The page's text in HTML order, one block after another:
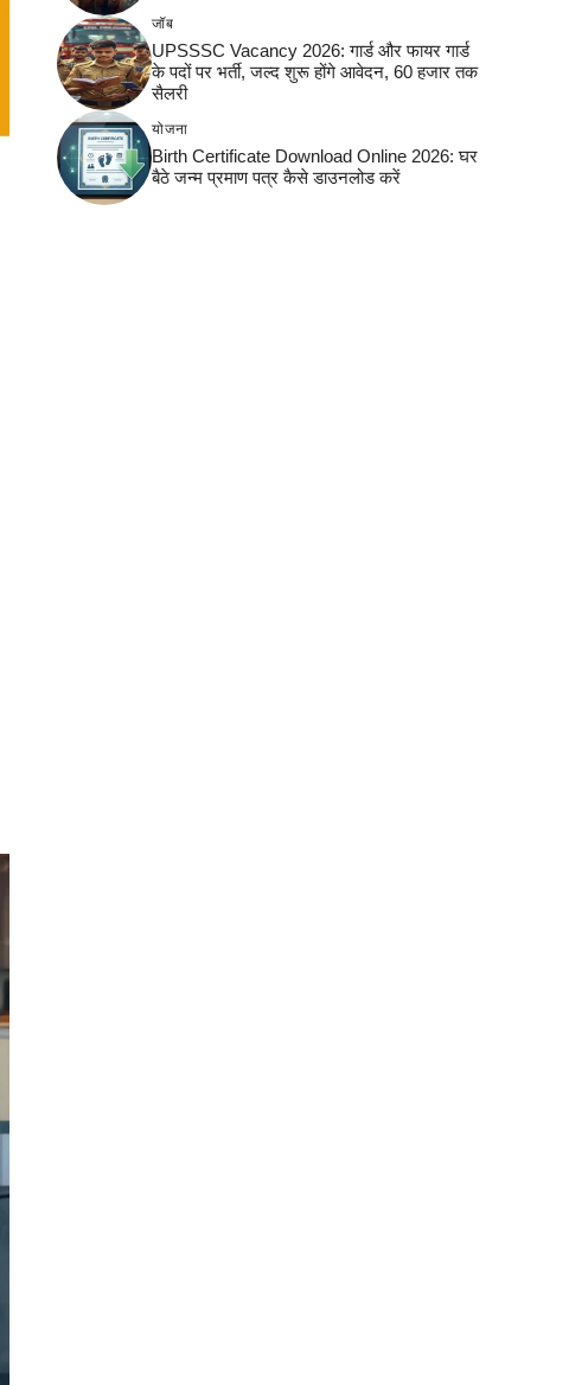
जॉब
UPSSSC Vacancy 2026: गार्ड और फायर गार्ड
के पदों पर भर्ती, जल्द शुरू होंगे आवेदन, 60 हजार तक
सैलरी
योजना
Birth Certificate Download Online 2026: घर
बैठे जन्म प्रमाण पत्र कैसे डाउनलोड करें